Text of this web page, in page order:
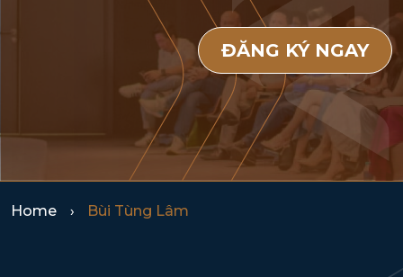
ĐĂNG KÝ NGAY
Home Bùi Tùng Lâm